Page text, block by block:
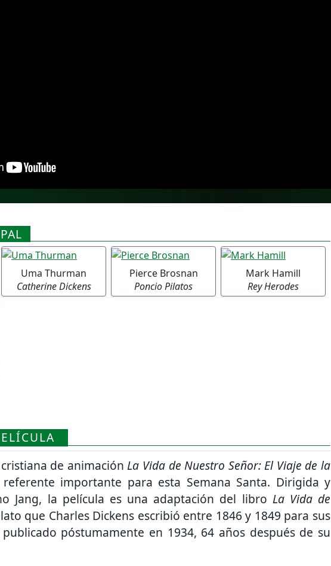
Uma Thurman
Catherine Dickens
Pierce Brosnan
Poncio Pilatos
Mark Hamill
Rey Herodes
de animaciónLa Vida de Nuestro Señor: El Viaje de la
importante para esta Semana Santa. Dirigida y
Jang, la película es una adaptación del libro La Vida de
que Charles Dickens escribió entre 1846 y 1849 para sus
póstumamente en 1934, 64 años después de su